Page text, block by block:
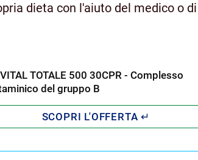
dieta con l'aiuto del medico o di
TOTALE 500 30CPR - Complesso
del gruppo B